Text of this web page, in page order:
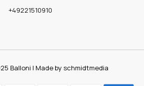
+49221510910
Balloni | Made by schmidtmedia